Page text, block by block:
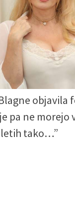
pa ne morejo
letih tako…”